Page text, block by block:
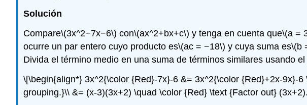
Solución
Compare\(3x^2−7x−6\) con\(ax^2+bx+c\) y tenga en cuenta que\(a =
ocurre un par entero cuyo producto es\(ac = −18\) y cuya suma es\(b
Divida el término medio en una suma de términos similares usando el
\[\begin{align*} 3x^2{\color {Red}-7x}-6 &= 3x^2{\color {Red}+2x-
grouping.}\\ &= (x-3)(3x+2) \quad \color {Red} \text {Factor out}